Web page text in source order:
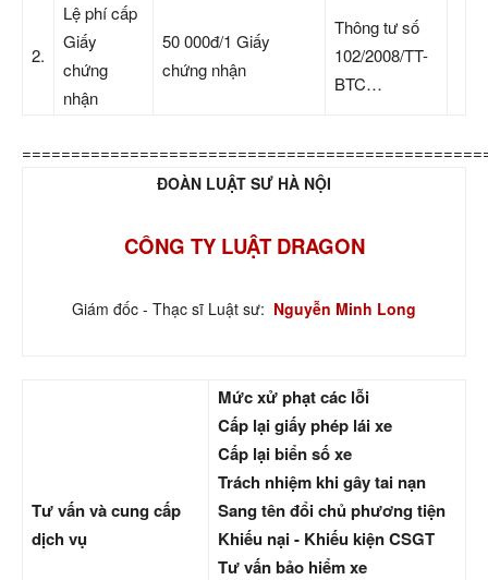
2.
Lệ phí cấp
Giấy
chứng
nhận
50 000đ/1 Giấy
chứng nhận
Thông tư số
102/2008/TT-
BTC…
ĐOÀN LUẬT SƯ HÀ NỘI
CÔNG TY LUẬT DRAGON
Giám đốc - Thạc sĩ Luật sư: Nguyễn Minh Long
Tư vấn và cung cấp
dịch vụ
Mức xử phạt các lỗi
Cấp lại giấy phép lái xe
Cấp lại biển số xe
Trách nhiệm khi gây tai nạn
Sang tên đổi chủ phương tiện
Khiếu nại - Khiếu kiện CSGT
Tư vấn bảo hiểm xe